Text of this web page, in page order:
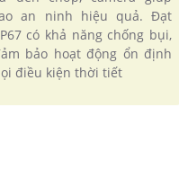
an ninh hiệu quả. Đạt
có khả năng chống bụi,
bảo hoạt động ổn định
điều kiện thời tiết